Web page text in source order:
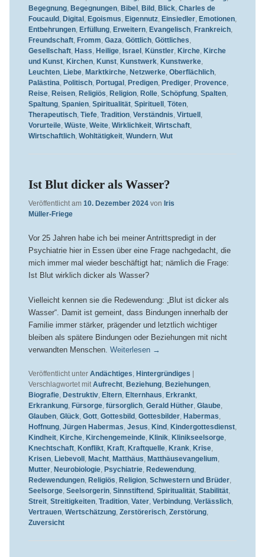
Begegnung, Begegnungen, Bibel , Bild , Blick, Charles de
Foucauld , Digital , Egoismus, Eigennutz, Einsiedler, Emotionen,
Entbehrungen, Erfüllung, Erweitern, Evangelisch, Frankreich,
Freundschaft, Fromm, Gaza, Göttlich, Göttliches,
Gesellschaft, Hass, Heilige, Israel , Künstler, Kirche, Kirche
und Kunst, Kirchen, Kunst, Kunstwerk, Kunstwerke,
Leuchten, Liebe, Marktkirche, Netzwerke, Oberflächlich,
Palästina, Politisch, Portugal , Predigen, Prediger, Provence,
Reise, Reisen, Religiös, Religion, Rolle, Schöpfung, Spalten,
Spaltung, Spanien, Spiritualität, Spirituell , Töten,
Therapeutisch, Tiefe, Tradition, Verständnis, Virtuell ,
Vorurteile, Wüste, Weite, Wirklichkeit, Wirtschaft,
Wirtschaftlich, Wohltätigkeit, Wundern, Wut
Ist Blut dicker als Wasser?
Veröffentlicht am 10. Dezember 2024 von Iris
Müller-Friege
Vor 25 Jahren habe ich bei meiner Antrittspredigt in der
Psychiatrie hier in Essen über eine Frage nachgedacht, die
mich immer mal wieder beschäftigt hat; nämlich die Frage:
Ist Blut wirklich dicker als Wasser?
Vielleicht kennen sie die Redewendung: „Blut ist dicker als
Wasser“. Damit ist gemeint, dass Bindungen innerhalb der
Familie immer stärker, prägender und letztlich wichtiger
bleiben als spätere Bindungen oder Beziehungen mit nicht
verwandten Menschen. Weiterlesen →
Veröffentlicht unter Andächtiges, Hintergründiges
Verschlagwortet mit Aufrecht, Beziehung, Beziehungen,
Biografie, Destruktiv, Eltern, Elternhaus, Erkrankt,
Erkrankung, Fürsorge, fürsorglich, Gerald Hüther, Glaube,
Glauben, Glück, Gott, Gottesbild , Gottesbilder, Habermas,
Hoffnung, Jürgen Habermas, Jesus, Kind , Kindergottesdienst,
Kindheit, Kirche, Kirchengemeinde, Klinik, Klinikseelsorge,
Knechtschaft, Konflikt, Kraft, Kraftquelle, Krank, Krise,
Krisen, Liebevoll , Macht, Matthäus, Matthäusevangelium,
Mutter, Neurobiologie, Psychiatrie, Redewendung,
Redewendungen, Religiös, Religion, Schwestern und Brüder,
Seelsorge, Seelsorgerin, Sinnstiftend , Spiritualität, Stabilität,
Streit, Streitigkeiten, Tradition, Vater, Verbindung, Verlässlich,
Vertrauen, Wertschätzung, Zerstörerisch, Zerstörung,
Zuversicht